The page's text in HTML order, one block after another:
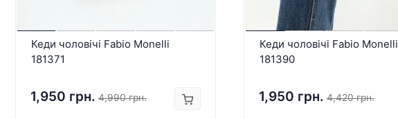
Кеди чоловічі Fabio Monelli
181371
1,950 грн. 4,990 грн.
Кеди чоловічі Fabio Monelli
181390
1,950 грн. 4,420 грн.